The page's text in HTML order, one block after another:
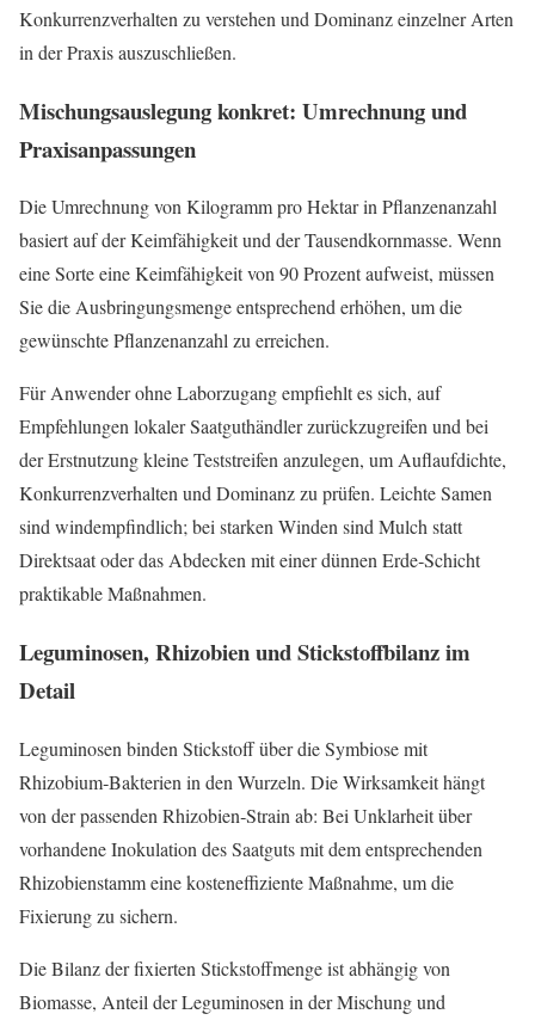
Konkurrenzverhalten zu verstehen und Dominanz einzelner Arten
in der Praxis auszuschließen.
Mischungsauslegung konkret: Umrechnung und
Praxisanpassungen
Die Umrechnung von Kilogramm pro Hektar in Pflanzenanzahl
basiert auf der Keimfähigkeit und der Tausendkornmasse. Wenn
eine Sorte eine Keimfähigkeit von 90 Prozent aufweist, müssen
Sie die Ausbringungsmenge entsprechend erhöhen, um die
gewünschte Pflanzenanzahl zu erreichen.
Für Anwender ohne Laborzugang empfiehlt es sich, auf
Empfehlungen lokaler Saatguthändler zurückzugreifen und bei
der Erstnutzung kleine Teststreifen anzulegen, um Auflaufdichte,
Konkurrenzverhalten und Dominanz zu prüfen. Leichte Samen
sind windempfindlich; bei starken Winden sind Mulch statt
Direktsaat oder das Abdecken mit einer dünnen Erde‑Schicht
praktikable Maßnahmen.
Leguminosen, Rhizobien und Stickstoffbilanz im
Detail
Leguminosen binden Stickstoff über die Symbiose mit
Rhizobium‑Bakterien in den Wurzeln. Die Wirksamkeit hängt
von der passenden Rhizobien‑Strain ab: Bei Unklarheit über
vorhandene Inokulation des Saatguts mit dem entsprechenden
Rhizobienstamm eine kosteneffiziente Maßnahme, um die
Fixierung zu sichern.
Die Bilanz der fixierten Stickstoffmenge ist abhängig von
Biomasse, Anteil der Leguminosen in der Mischung und